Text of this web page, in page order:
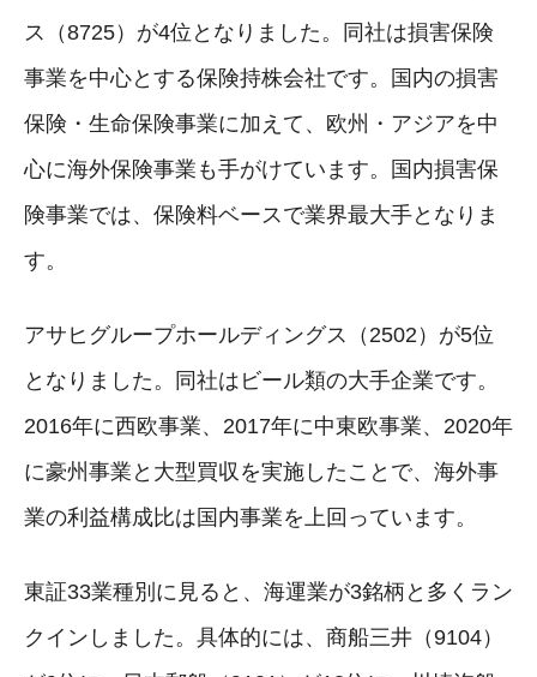
ス（8725）が4位となりました。同社は損害保険
事業を中心とする保険持株会社です。国内の損害
保険・生命保険事業に加えて、欧州・アジアを中
心に海外保険事業も手がけています。国内損害保
険事業では、保険料ベースで業界最大手となりま
す。
アサヒグループホールディングス（2502）が5位
となりました。同社はビール類の大手企業です。
2016年に西欧事業、2017年に中東欧事業、2020年
に豪州事業と大型買収を実施したことで、海外事
業の利益構成比は国内事業を上回っています。
東証33業種別に見ると、海運業が3銘柄と多くラン
クインしました。具体的には、商船三井（9104）